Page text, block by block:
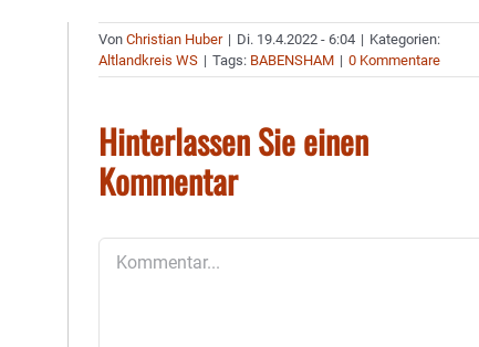
VonChristian Huber | Di. 19.4.2022 - 6:04 | Kategorien:
Altlandkreis WS | Tags: BABENSHAM | 0 Kommentare
Hinterlassen Sie einen
Kommentar